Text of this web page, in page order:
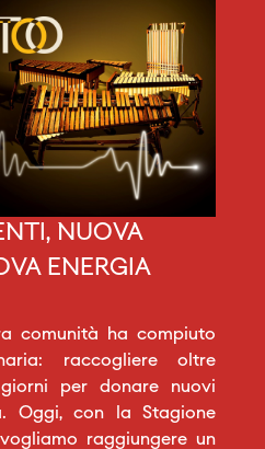
NUOVA
ENERGIA
comunità ha compiuto
raccogliere oltre
per donare nuovi
Oggi, con la Stagione
raggiungere un